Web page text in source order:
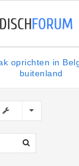
oprichten in
buitenland